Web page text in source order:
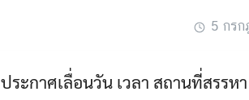
5 กรก
ประกาศเลื่อนวัน เวลา สถานที่สรร